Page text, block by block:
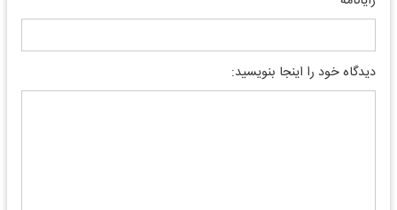
دیدگاه خود را اینجا بنویسید: